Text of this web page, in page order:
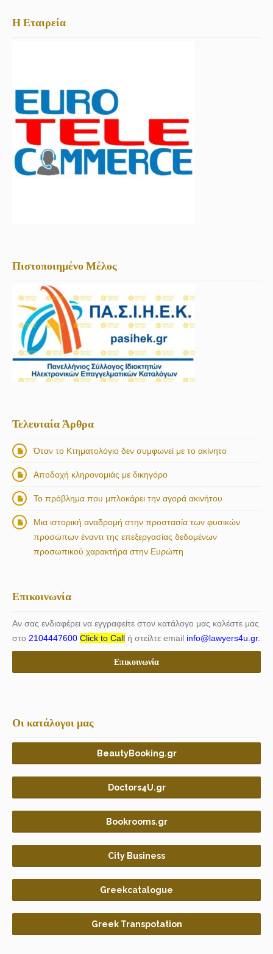
Η Εταιρεία
Πιστοποιημένο Μέλος
Τελευταία Άρθρα
Όταν το Κτηματολόγιο δεν συμφωνεί με το ακίνητο
Αποδοχή κληρονομιάς με δικηγόρο
Το πρόβλημα που μπλοκάρει την αγορά ακινήτου
Μια ιστορική αναδρομή στην προστασία των φυσικών
προσώπων έναντι της επεξεργασίας δεδομένων
προσωπικού χαρακτήρα στην Ευρώπη
Επικοινωνία
Αν σας ενδιαφέρει να εγγραφείτε στον κατάλογο μας καλέστε μας
στο 2104447600 Click to Call ή στείλτε email info@lawyers4u.gr.
Επικοινωνία
Οι κατάλογοι μας
BeautyBooking.gr
Doctors4U.gr
Bookrooms.gr
City Business
Greekcatalogue
Greek Transpotation